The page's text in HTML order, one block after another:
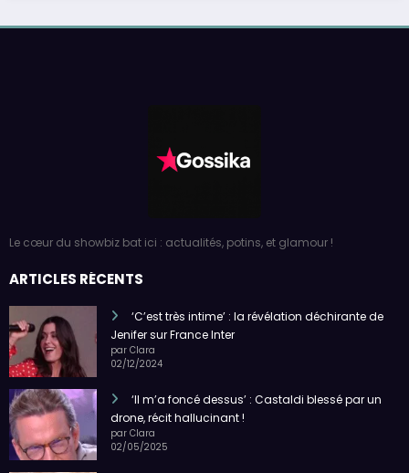
Le cœur du showbiz bat ici : actualités, potins, et glamour !
ARTICLES RÉCENTS
‘C’est très intime’ : la révélation déchirante de
Jenifer sur France Inter
par Clara
02/12/2024
‘Il m’a foncé dessus’ : Castaldi blessé par un
drone, récit hallucinant !
par Clara
02/05/2025